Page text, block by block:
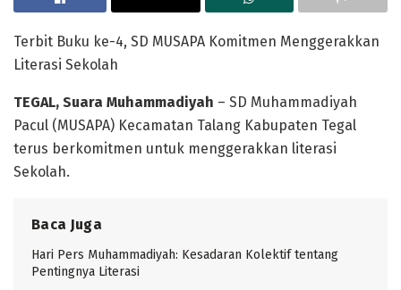
Terbit Buku ke-4, SD MUSAPA Komitmen Menggerakkan
Literasi Sekolah
TEGAL, Suara Muhammadiyah – SD Muhammadiyah
Pacul (MUSAPA) Kecamatan Talang Kabupaten Tegal
terus berkomitmen untuk menggerakkan literasi
Sekolah.
Baca Juga
Hari Pers Muhammadiyah: Kesadaran Kolektif tentang
Pentingnya Literasi